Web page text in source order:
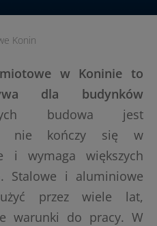
Konin
w Koninie to
dla budynków
budowa jest
nie kończy się w
i wymaga większych
Stalowe i aluminiowe
przez wiele lat,
warunki do pracy. W